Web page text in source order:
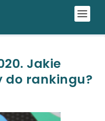
Jakie
do rankingu?